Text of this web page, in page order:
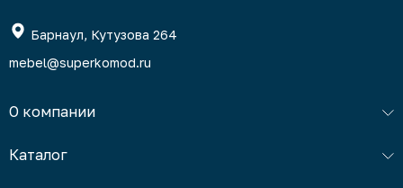
Барнаул, Кутузова 264
mebel@superkomod.ru
О компании
Каталог